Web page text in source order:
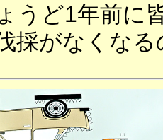
うど1年前に
採がなくな